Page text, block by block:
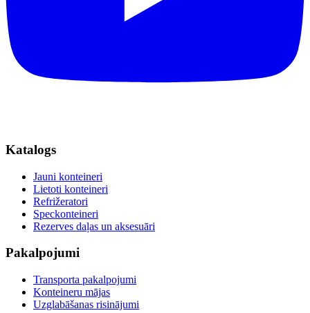
Katalogs
Jauni konteineri
Lietoti konteineri
Refrižeratori
Speckonteineri
Rezerves daļas un aksesuāri
Pakalpojumi
Transporta pakalpojumi
Konteineru mājas
Uzglabāšanas risinājumi